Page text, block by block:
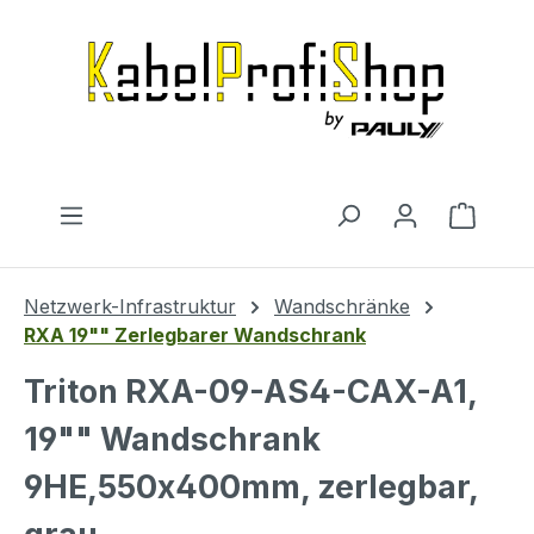
Netzwerk-Infrastruktur
Wandschränke
RXA 19"" Zerlegbarer Wandschrank
Triton RXA-09-AS4-CAX-A1,
19"" Wandschrank
9HE,550x400mm, zerlegbar,